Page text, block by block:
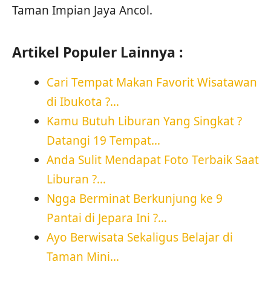
Taman Impian Jaya Ancol.
Artikel Populer Lainnya :
Cari Tempat Makan Favorit Wisatawan
di Ibukota ?…
Kamu Butuh Liburan Yang Singkat ?
Datangi 19 Tempat…
Anda Sulit Mendapat Foto Terbaik Saat
Liburan ?…
Ngga Berminat Berkunjung ke 9
Pantai di Jepara Ini ?…
Ayo Berwisata Sekaligus Belajar di
Taman Mini…